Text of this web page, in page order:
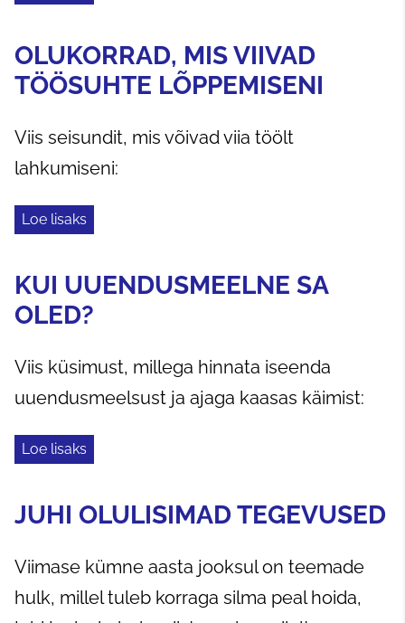
OLUKORRAD, MIS VIIVAD
TÖÖSUHTE LÕPPEMISENI
Viis seisundit, mis võivad viia töölt
lahkumiseni:
Loe lisaks
KUI UUENDUSMEELNE SA
OLED?
Viis küsimust, millega hinnata iseenda
uuendusmeelsust ja ajaga kaasas käimist:
Loe lisaks
JUHI OLULISIMAD TEGEVUSED
Viimase kümne aasta jooksul on teemade
hulk, millel tuleb korraga silma peal hoida,